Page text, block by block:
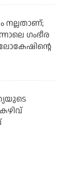
നല്ലതാണ്;
ഗംഭീര